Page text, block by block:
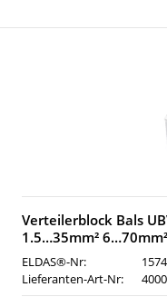
Verteilerblock Bals
1.5…35mm²
ELDAS®-Nr:
Lieferanten-Art-Nr: